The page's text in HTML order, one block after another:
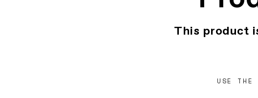
This product
USE THE